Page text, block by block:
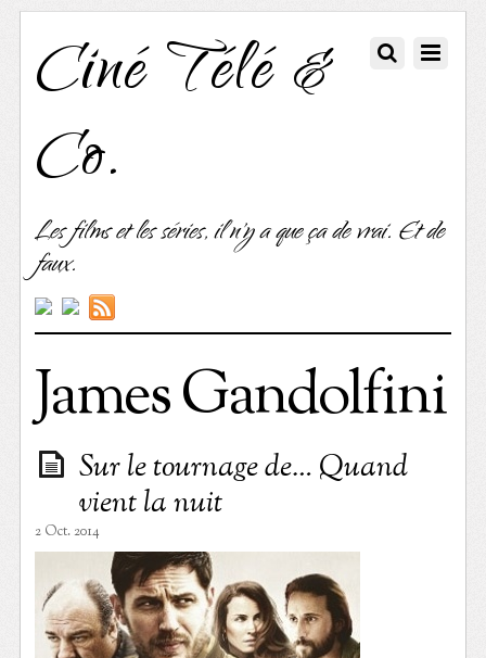
Ciné Télé &
Co.
Les films et les séries, il n'y a que ça de vrai. Et de
faux.
James Gandolfini
Sur le tournage de… Quand
vient la nuit
2 Oct. 2014